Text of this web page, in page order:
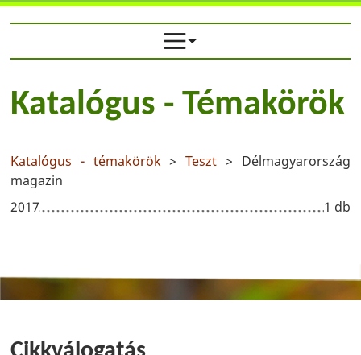
Katalógus - Témakörök
Katalógus - témakörök>Teszt > Délmagyarország
magazin
2017
1 db